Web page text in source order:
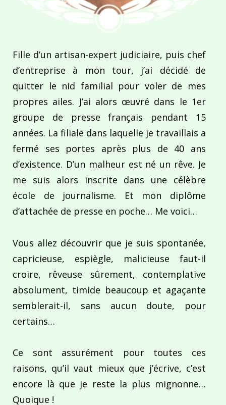
Fille d’un artisan-expert judiciaire, puis chef
d’entreprise à mon tour, j’ai décidé de
quitter le nid familial pour voler de mes
propres ailes. J’ai alors œuvré dans le 1er
groupe de presse français pendant 15
années. La filiale dans laquelle je travaillais a
fermé ses portes après plus de 40 ans
d’existence. D’un malheur est né un rêve. Je
me suis alors inscrite dans une célèbre
école de journalisme. Et mon diplôme
d’attachée de presse en poche… Me voici…
Vous allez découvrir que je suis spontanée,
capricieuse, espiègle, malicieuse faut-il
croire, rêveuse sûrement, contemplative
absolument, timide beaucoup et agaçante
semblerait-il, sans aucun doute, pour
certains…
Ce sont assurément pour toutes ces
raisons, qu’il vaut mieux que j’écrive, c’est
encore là que je reste la plus mignonne…
Quoique !